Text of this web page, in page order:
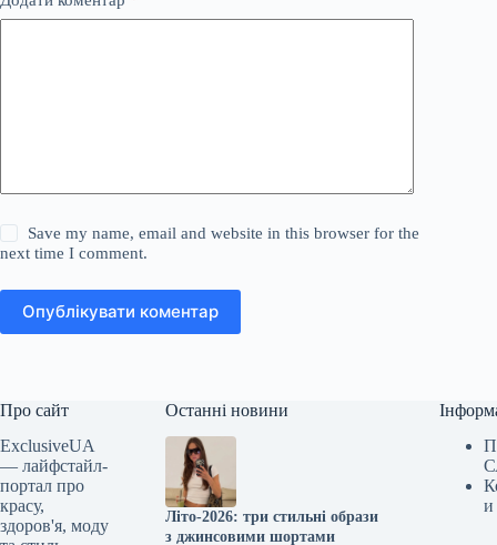
Save my name, email and website in this browser for the
next time I comment.
Опублікувати коментар
Про сайт
ExclusiveUA
— лайфстайл-
портал про
красу,
здоров'я, моду
Останні новини
Літо-2026: три стильні образи
з джинсовими шортами
и